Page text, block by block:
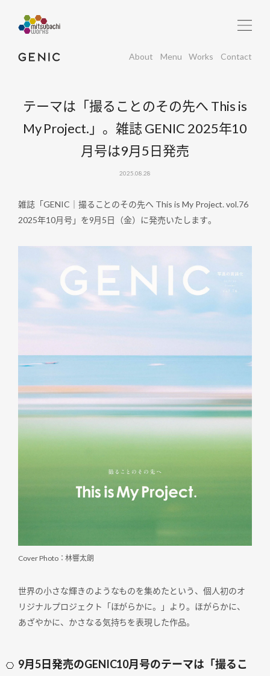
About Menu Works Contact
テーマは「撮ることのその先へ This is
My Project.」。雑誌 GENIC 2025年10
月号は9月5日発売
2025.08.28
雑誌「GENIC｜撮ることのその先へ This is My Project. vol.76
2025年10月号」を9月5日（金）に発売いたします。
Cover Photo：林響太朗
世界の小さな輝きのようなものを集めたという、個人初のオ
リジナルプロジェクト「ほがらかに。」より。ほがらかに、
あざやかに、かさなる気持ちを表現した作品。
9月5日発売のGENIC10月号のテーマは「撮るこ